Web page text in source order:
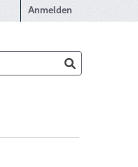
Anmelden